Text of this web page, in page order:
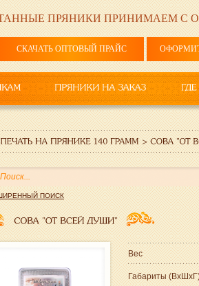
ПРЯНИКИ ПРИНИМАЕМ С
СКАЧАТЬ ОПТОВЫЙ ПРАЙС
ПОИСК
Вес
Габариты